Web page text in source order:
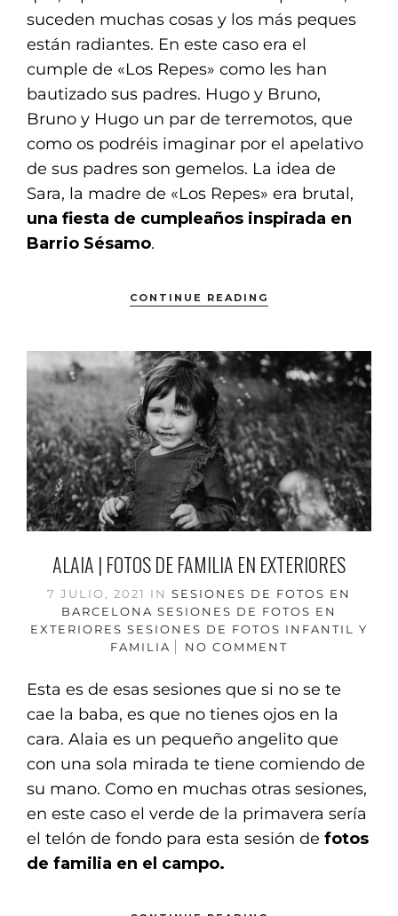
suceden muchas cosas y los más peques
están radiantes. En este caso era el
cumple de «Los Repes» como les han
bautizado sus padres. Hugo y Bruno,
Bruno y Hugo un par de terremotos, que
como os podréis imaginar por el apelativo
de sus padres son gemelos. La idea de
Sara, la madre de «Los Repes» era brutal,
una fiesta de cumpleaños inspirada en
Barrio Sésamo.
CONTINUE READING
ALAIA | FOTOS DE FAMILIA EN EXTERIORES
7 JULIO, 2021 IN SESIONES DE FOTOS EN
BARCELONA SESIONES DE FOTOS EN
EXTERIORES SESIONES DE FOTOS INFANTIL Y
FAMILIA
NO COMMENT
Esta es de esas sesiones que si no se te
cae la baba, es que no tienes ojos en la
cara. Alaia es un pequeño angelito que
con una sola mirada te tiene comiendo de
su mano. Como en muchas otras sesiones,
en este caso el verde de la primavera sería
el telón de fondo para esta sesión de fotos
de familia en el campo.